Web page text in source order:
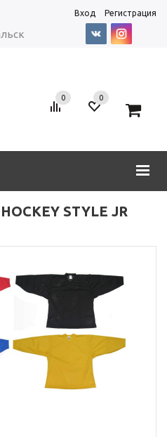
Вход Регистрация
0 0
STYLE JR